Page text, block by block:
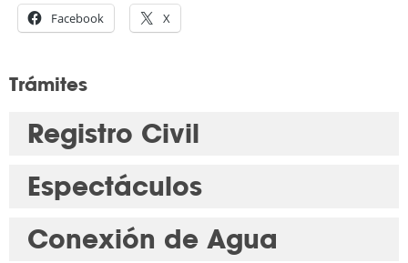
Facebook X
Trámites
Registro Civil
Espectáculos
Conexión de Agua